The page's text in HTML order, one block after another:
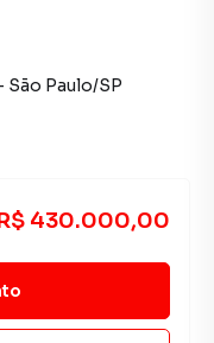
São Paulo/SP
430.000,00